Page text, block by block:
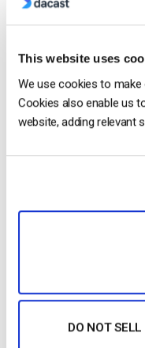
This website uses
We use cookies to make
Cookies also enable us
website, adding relevant
DO NOT
Free 14-Day
Start
No credit card